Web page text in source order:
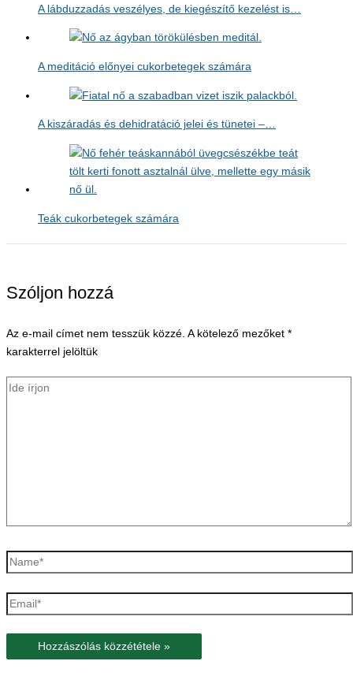
A lábduzzadás veszélyes, de kiegészítő kezelést is…
A meditáció előnyei cukorbetegek számára
A kiszáradás és dehidratáció jelei és tünetei –…
Teák cukorbetegek számára
Szóljon hozzá
Az e-mail címet nem tesszük közzé. A kötelező mezőket *
karakterrel jelöltük
Ide
Name*
Email*